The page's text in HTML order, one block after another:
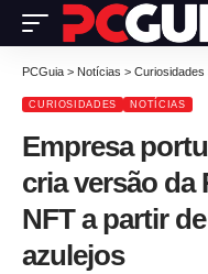
PCGuia > Notícias > Curiosidades
CURIOSIDADES NOTÍCIAS
Empresa
cria versão da
NFT a partir
azulejos